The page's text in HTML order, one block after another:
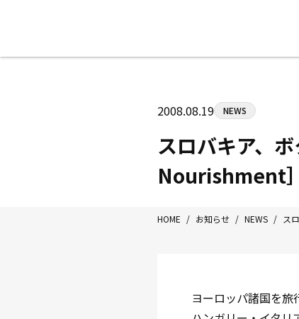
Tel/Fax：042-622-7222
2008.08.19 NEWS
スロバキア、
Nourishment］
HOME / お知らせ / NEWS / ス
ヨーロッパ諸国を